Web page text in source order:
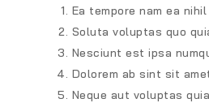
Ea tempore nam ea nihil
Soluta voluptas quo
Nesciunt est ipsa
Dolorem ab sint sit
Neque aut voluptas